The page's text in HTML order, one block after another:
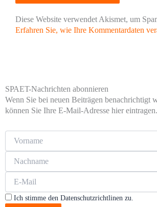
Diese Website verwendet Akismet, um
Erfahren Sie, wie Ihre Kommentardaten
SPAET-Nachrichten abonnieren
Wenn Sie bei neuen Beiträgen benachrichtigt
können Sie Ihre E-Mail-Adresse hier eintragen.
Ich stimme den Datenschutzrichtlinen zu.